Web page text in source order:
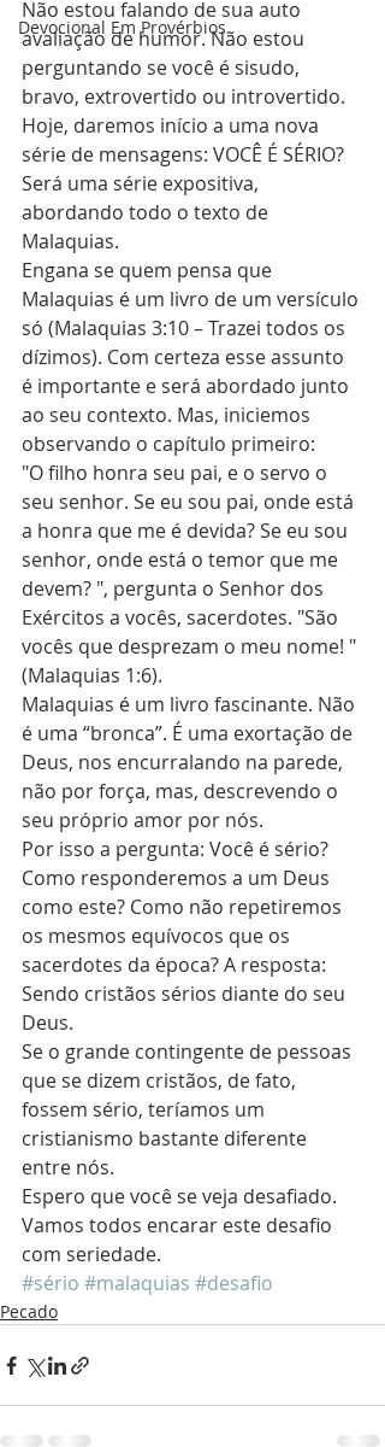
Devocional Em Provérbios
Não estou falando de sua auto
avaliação de humor. Não estou
perguntando se você é sisudo,
bravo, extrovertido ou introvertido.
Hoje, daremos início a uma nova
série de mensagens: VOCÊ É SÉRIO?
Será uma série expositiva,
abordando todo o texto de
Malaquias.
Engana se quem pensa que
Malaquias é um livro de um versículo
só (Malaquias 3:10 – Trazei todos os
dízimos). Com certeza esse assunto
é importante e será abordado junto
ao seu contexto. Mas, iniciemos
observando o capítulo primeiro:
"O filho honra seu pai, e o servo o
seu senhor. Se eu sou pai, onde está
a honra que me é devida? Se eu sou
senhor, onde está o temor que me
devem? ", pergunta o Senhor dos
Exércitos a vocês, sacerdotes. "São
vocês que desprezam o meu nome! "
(Malaquias 1:6).
Malaquias é um livro fascinante. Não
é uma “bronca”. É uma exortação de
Deus, nos encurralando na parede,
não por força, mas, descrevendo o
seu próprio amor por nós.
Por isso a pergunta: Você é sério?
Como responderemos a um Deus
como este? Como não repetiremos
os mesmos equívocos que os
sacerdotes da época? A resposta:
Sendo cristãos sérios diante do seu
Deus.
Se o grande contingente de pessoas
que se dizem cristãos, de fato,
fossem sério, teríamos um
cristianismo bastante diferente
entre nós.
Espero que você se veja desafiado.
Vamos todos encarar este desafio
com seriedade.
#sério #malaquias #desafio
Pecado